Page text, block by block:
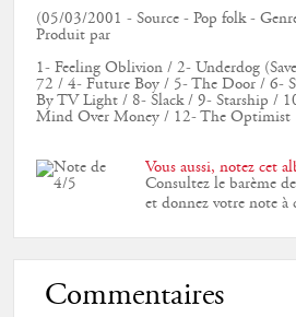
(05/03/2001 - Source - Pop folk -
Produit par
1- Feeling Oblivion / 2- Underdog
72 / 4- Future Boy / 5- The Door / 6-
By TV Light / 8- Slack / 9- Starship /
Mind Over Money / 12- The Optimist
Vous aussi, notez cet
Consultez le barème
et donnez votre note à
Commentaires